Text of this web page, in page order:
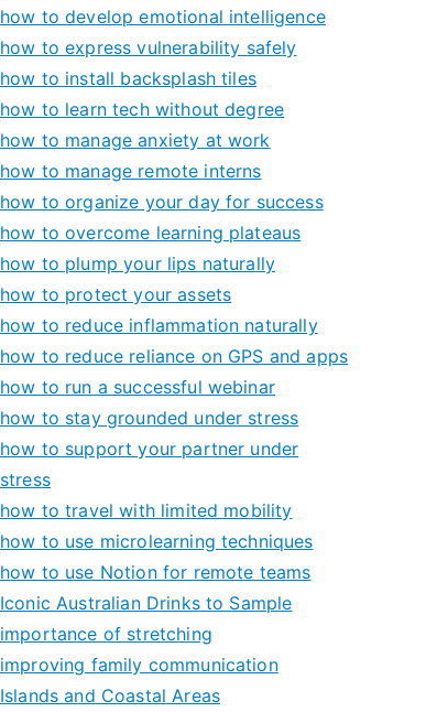
how to develop emotional intelligence
how to express vulnerability safely
how to install backsplash tiles
how to learn tech without degree
how to manage anxiety at work
how to manage remote interns
how to organize your day for success
how to overcome learning plateaus
how to plump your lips naturally
how to protect your assets
how to reduce inflammation naturally
how to reduce reliance on GPS and apps
how to run a successful webinar
how to stay grounded under stress
how to support your partner under
stress
how to travel with limited mobility
how to use microlearning techniques
how to use Notion for remote teams
Iconic Australian Drinks to Sample
importance of stretching
improving family communication
Islands and Coastal Areas